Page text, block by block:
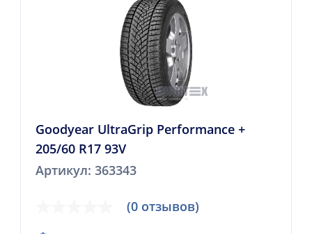
Goodyear UltraGrip Performance +
205/60 R17 93V
Артикул: 363343
(0 отзывов)